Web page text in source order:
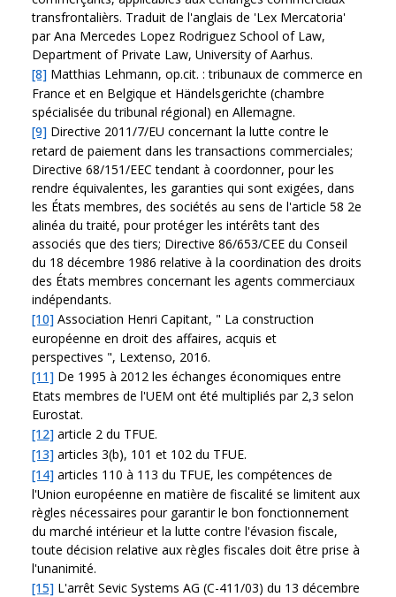
transfrontalièrs. Traduit de l'anglais de 'Lex Mercatoria'
par Ana Mercedes Lopez Rodriguez School of Law,
Department of Private Law, University of Aarhus.
[8] Matthias Lehmann, op.cit. : tribunaux de commerce en
France et en Belgique et Händelsgerichte (chambre
spécialisée du tribunal régional) en Allemagne.
[9] Directive 2011/7/EU concernant la lutte contre le
retard de paiement dans les transactions commerciales;
Directive 68/151/EEC tendant à coordonner, pour les
rendre équivalentes, les garanties qui sont exigées, dans
les États membres, des sociétés au sens de l'article 58 2e
alinéa du traité, pour protéger les intérêts tant des
associés que des tiers; Directive 86/653/CEE du Conseil
du 18 décembre 1986 relative à la coordination des droits
des États membres concernant les agents commerciaux
indépendants.
[10] Association Henri Capitant, " La construction
européenne en droit des affaires, acquis et
perspectives ", Lextenso, 2016.
[11] De 1995 à 2012 les échanges économiques entre
Etats membres de l'UEM ont été multipliés par 2,3 selon
Eurostat.
[12] article 2 du TFUE.
[13] articles 3(b), 101 et 102 du TFUE.
[14] articles 110 à 113 du TFUE, les compétences de
l'Union européenne en matière de fiscalité se limitent aux
règles nécessaires pour garantir le bon fonctionnement
du marché intérieur et la lutte contre l'évasion fiscale,
toute décision relative aux règles fiscales doit être prise à
l'unanimité.
[15] L'arrêt Sevic Systems AG (C-411/03) du 13 décembre